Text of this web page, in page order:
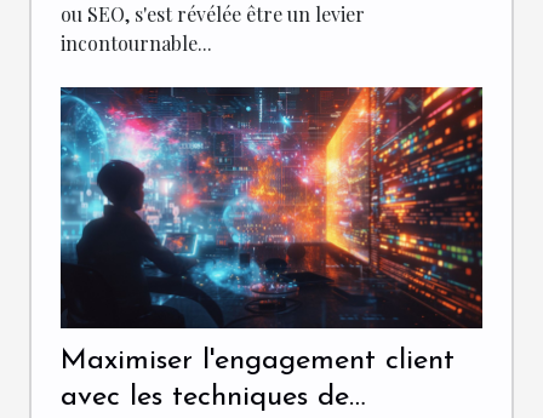
ou SEO, s'est révélée être un levier
incontournable...
Maximiser l'engagement client
avec les techniques de